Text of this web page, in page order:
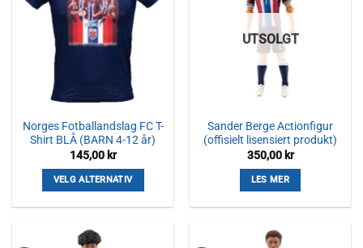
Alternativene
kan
velges
produktsiden
Alternativene
kan
velges
på
produktsiden
Norges Fotballandslag FC T-
Shirt BLÅ (BARN 4-12 år)
145,00 kr
VELG ALTERNATIV
har
UTSOLGT
Sander Berge Actionfigur
(offisielt lisensiert produkt)
350,00 kr
LES MER